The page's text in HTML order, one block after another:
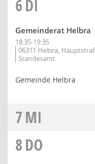
6DI
Gemeinderat Helbra
18:35-19:35
06311 Helbra,
Standesamt
Gemeinde Helbra
7MI
8DO